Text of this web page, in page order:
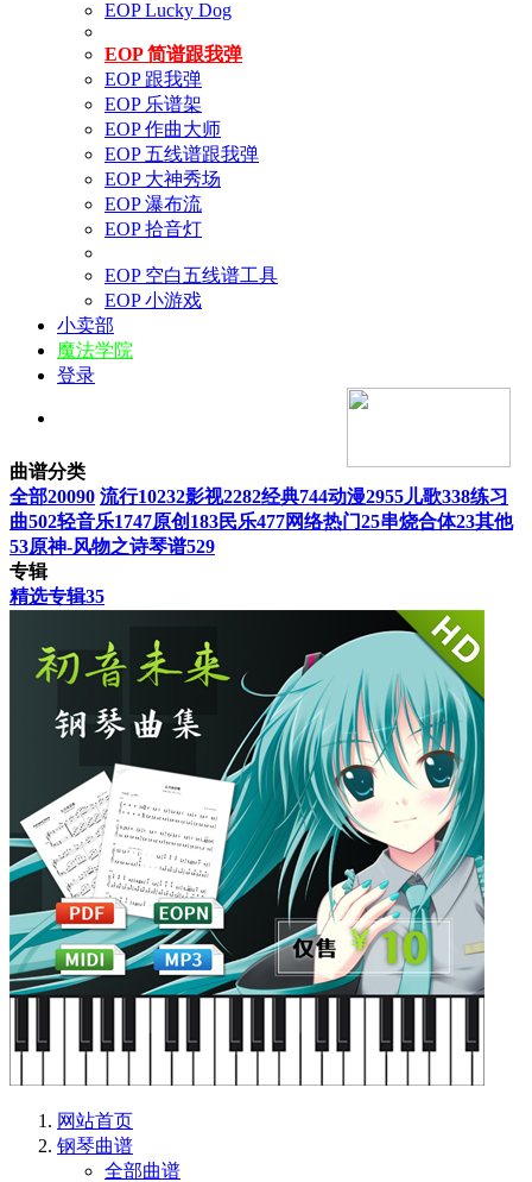
EOP Lucky Dog
EOP 简谱跟我弹
EOP 跟我弹
EOP 乐谱架
EOP 作曲大师
EOP 五线谱跟我弹
EOP 大神秀场
EOP 瀑布流
EOP 拾音灯
EOP 空白五线谱工具
EOP 小游戏
小卖部
魔法学院
登录
曲谱分类
全部20090 流行10232影视2282经典744动漫2955儿歌338练习
曲502轻音乐1747原创 183民乐477网络热门25串烧合体23其他
53原神-风物之诗琴谱529
专辑
精选专辑35
网站首页
钢琴曲谱
全部曲谱